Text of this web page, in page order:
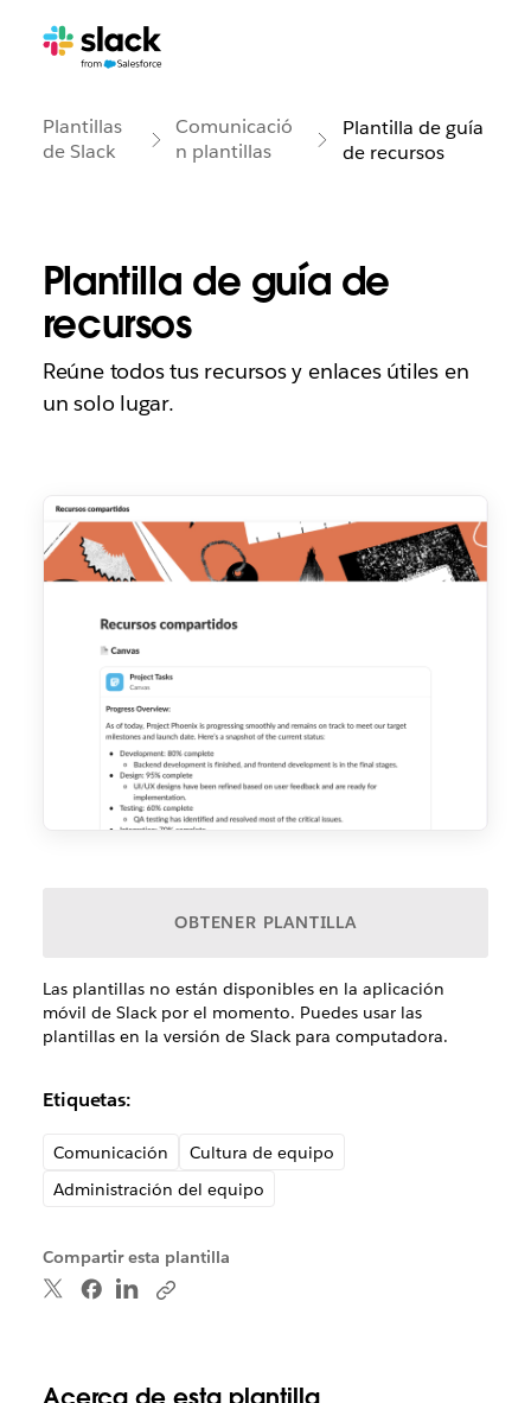
Plantillas
de Slack
Comunicació
n plantillas
Plantilla de guía
de recursos
Plantilla de guía de
recursos
Reúne todos tus recursos y enlaces útiles en
un solo lugar.
OBTENER PLANTILLA
Las plantillas no están disponibles en la aplicación
móvil de Slack por el momento. Puedes usar las
plantillas en la versión de Slack para computadora.
Etiquetas:
Comunicación
Cultura de equipo
Administración del equipo
Compartir esta plantilla
Acerca de esta plantilla